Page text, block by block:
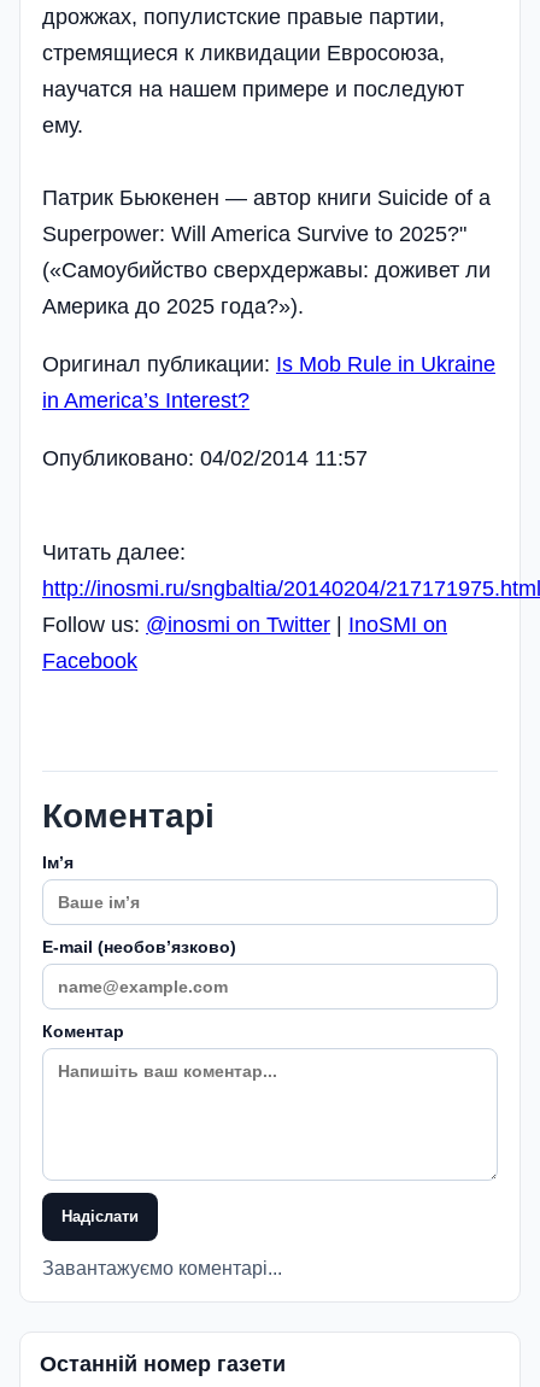
дрожжах, популистские правые партии,
стремящиеся к ликвидации Евросоюза,
научатся на нашем примере и последуют
ему.
Патрик Бьюкенен — автор книги Suicide of a
Superpower: Will America Survive to 2025?"
(«Самоубийство сверхдержавы: доживет ли
Америка до 2025 года?»).
Оригинал публикации: Is Mob Rule in Ukraine
in America’s Interest?
Опубликовано: 04/02/2014 11:57
Читать далее:
http://inosmi.ru/sngbaltia/20140204/
Follow us: @inosmi on Twitter | InoSMI on
Facebook
Коментарі
Імʼя
E-mail (необовʼязково)
Коментар
Надіслати
Завантажуємо коментарі...
Останній номер газети